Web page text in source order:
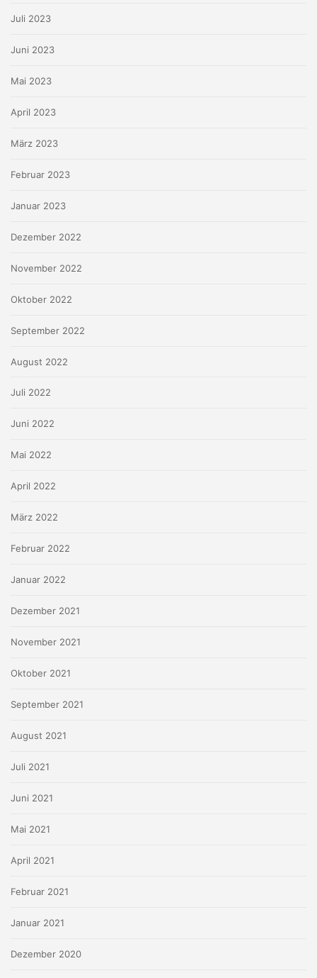
Juli 2023
Juni 2023
Mai 2023
April 2023
März 2023
Februar 2023
Januar 2023
Dezember 2022
November 2022
Oktober 2022
September 2022
August 2022
Juli 2022
Juni 2022
Mai 2022
April 2022
März 2022
Februar 2022
Januar 2022
Dezember 2021
November 2021
Oktober 2021
September 2021
August 2021
Juli 2021
Juni 2021
Mai 2021
April 2021
Februar 2021
Januar 2021
Dezember 2020